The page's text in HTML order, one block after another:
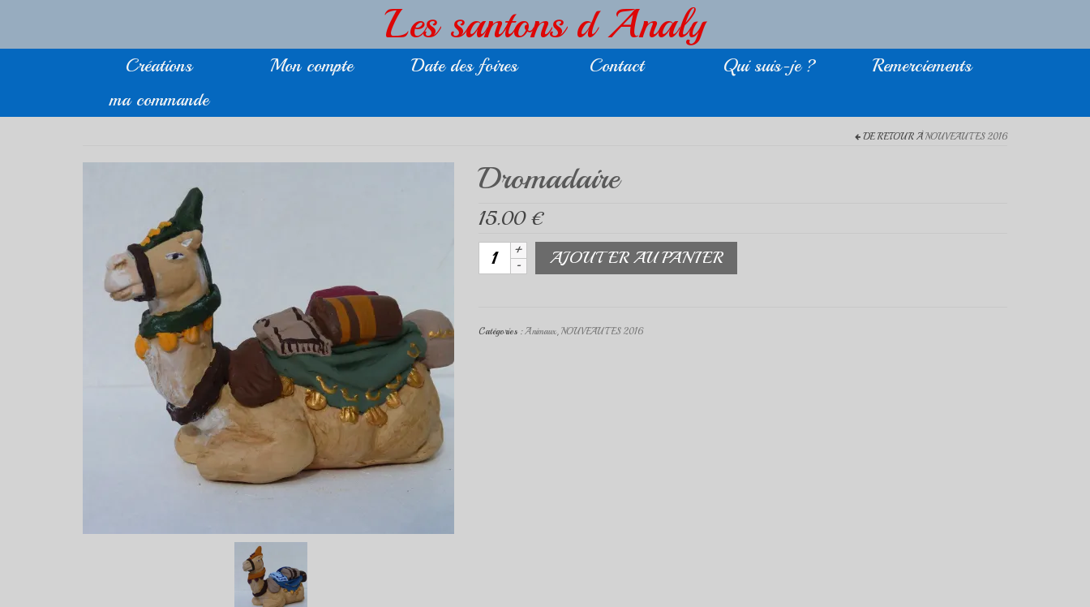
Les santons d Analy
Créations Mon compte Date des foires Contact Qui suis-je ?
Remerciements
ma commande
DE RETOUR ÀNOUVEAUTES 2016
Dromadaire
15.00 €
quantité
de
Dromadaire
AJOUTER AU PANIER
Catégories :Animaux, NOUVEAUTES 2016